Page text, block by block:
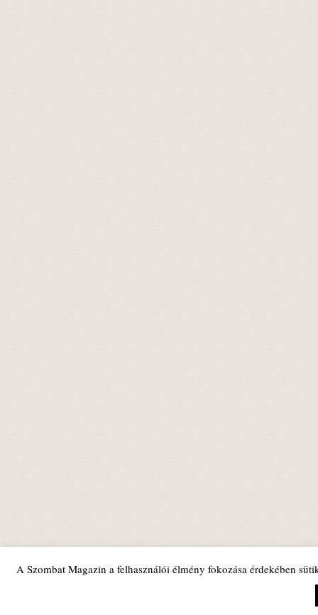
A Szombat Magazin a felhasználói élmény fokozása érdekében